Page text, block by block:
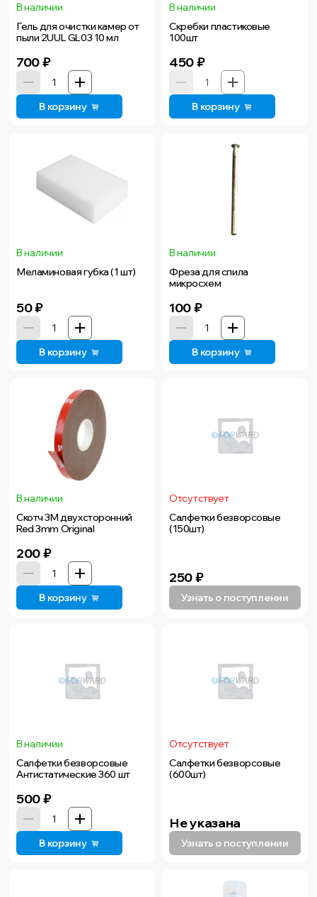
В наличии
Гель для очистки камер от
пыли 2UUL GL03 10 мл
700₽
В корзину
В наличии
Скребки пластиковые
100шт
450₽
В корзину
В наличии
Меламиновая губка (1 шт)
50₽
В корзину
В наличии
Фреза для спила
микросхем
100₽
В корзину
В наличии
Скотч 3M двухсторонний
Red 3mm Original
200₽
В корзину
Отсутствует
Салфетки безворсовые
(150шт)
250₽
Узнать о поступлении
В наличии
Салфетки безворсовые
Антистатические 360 шт
500₽
В корзину
Отсутствует
Салфетки безворсовые
(600шт)
Не указана
Узнать о поступлении